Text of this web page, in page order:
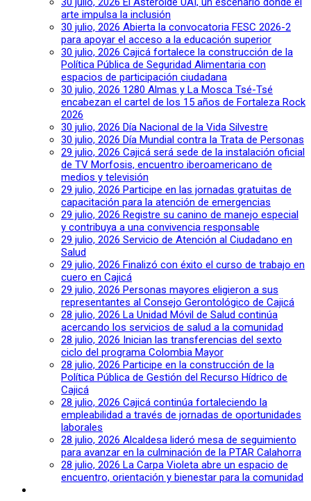
arte impulsa la inclusión
30 julio, 2026 Abierta la convocatoria FESC 2026-2
para apoyar el acceso a la educación superior
30 julio, 2026 Cajicá fortalece la construcción de la
Política Pública de Seguridad Alimentaria con
espacios de participación ciudadana
30 julio, 2026 1280 Almas y La Mosca Tsé-Tsé
encabezan el cartel de los 15 años de Fortaleza Rock
2026
30 julio, 2026 Día Nacional de la Vida Silvestre
30 julio, 2026 Día Mundial contra la Trata de Personas
29 julio, 2026 Cajicá será sede de la instalación oficial
de TV Morfosis, encuentro iberoamericano de
medios y televisión
29 julio, 2026 Participe en las jornadas gratuitas de
capacitación para la atención de emergencias
29 julio, 2026 Registre su canino de manejo especial
y contribuya a una convivencia responsable
29 julio, 2026 Servicio de Atención al Ciudadano en
Salud
29 julio, 2026 Finalizó con éxito el curso de trabajo en
cuero en Cajicá
29 julio, 2026 Personas mayores eligieron a sus
representantes al Consejo Gerontológico de Cajicá
28 julio, 2026 La Unidad Móvil de Salud continúa
acercando los servicios de salud a la comunidad
28 julio, 2026 Inician las transferencias del sexto
ciclo del programa Colombia Mayor
28 julio, 2026 Participe en la construcción de la
Política Pública de Gestión del Recurso Hídrico de
Cajicá
28 julio, 2026 Cajicá continúa fortaleciendo la
empleabilidad a través de jornadas de oportunidades
laborales
28 julio, 2026 Alcaldesa lideró mesa de seguimiento
para avanzar en la culminación de la PTAR Calahorra
28 julio, 2026 La Carpa Violeta abre un espacio de
encuentro, orientación y bienestar para la comunidad